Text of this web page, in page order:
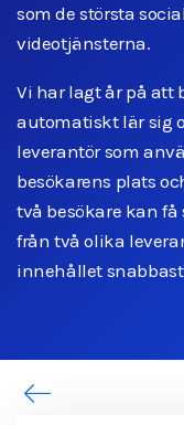
som de största
videotjänsterna.
Vi har lagt år på att
automatiskt lär sig
leverantör som
besökarens plats
två besökare kan
från två olika
innehållet